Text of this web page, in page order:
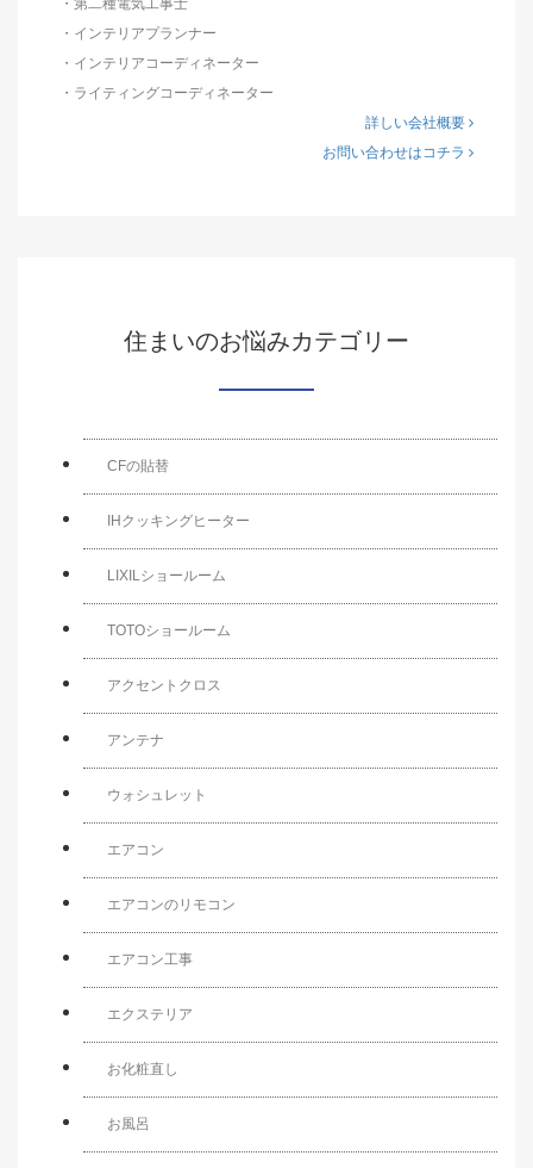
・インテリアプランナー
・インテリアコーディネーター
・ライティングコーディネーター
詳しい会社概要
お問い合わせはコチラ
住まいのお悩みカテゴリー
CFの貼替
IHクッキングヒーター
LIXILショールーム
TOTOショールーム
アクセントクロス
アンテナ
ウォシュレット
エアコン
エアコンのリモコン
エアコン工事
エクステリア
お化粧直し
お風呂